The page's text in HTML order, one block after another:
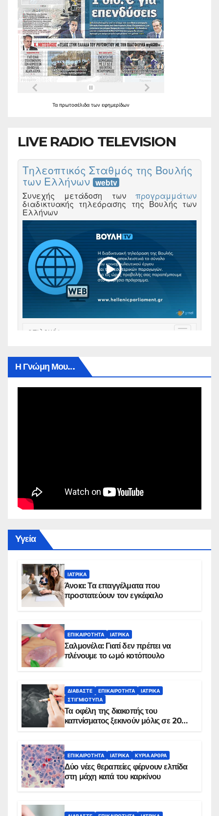
Τα πρωτοσέλιδα των εφημερίδων
LIVE RADIO TELEVISION
Η Γνώμη Μου…
Yγεία
ΙΑΤΡΙΚΆ
Άνοια: Τα επαγγέλματα που
προστατεύουν τον εγκέφαλο
ΕΠΙΚΑΙΡΌΤΗΤΑ ΙΑΤΡΙΚΆ
Σαλμονέλα: Γιατί δεν πρέπει να
πλένουμε το ωμό κοτόπουλο
ΔΙΑΒΆΣΤΕ ΕΠΙΚΑΙΡΌΤΗΤΑ
ΙΑΤΡΙΚΆ
ΣΤΙΓΜΙΌΤΥΠΑ
Τα οφέλη της διακοπής του
καπνίσματος ξεκινούν μόλις σε 20
ΕΠΙΚΑΙΡΌΤΗΤΑ ΙΑΤΡΙΚΆ ΚΥΡΙΑ ΑΡΘΡΑ
Δύο νέες θεραπείες φέρνουν ελπίδα
στη μάχη κατά του καρκίνου